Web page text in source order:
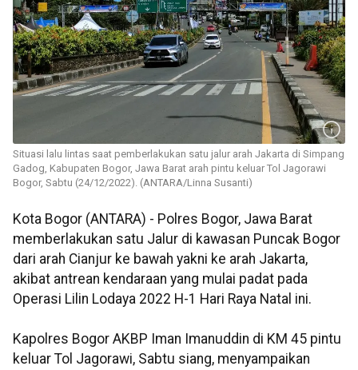
Situasi lalu lintas saat pemberlakukan satu jalur arah Jakarta di Simpang
Gadog, Kabupaten Bogor, Jawa Barat arah pintu keluar Tol Jagorawi
Bogor, Sabtu (24/12/2022). (ANTARA/Linna Susanti)
Kota Bogor (ANTARA) - Polres Bogor, Jawa Barat
memberlakukan satu Jalur di kawasan Puncak Bogor
dari arah Cianjur ke bawah yakni ke arah Jakarta,
akibat antrean kendaraan yang mulai padat pada
Operasi Lilin Lodaya 2022 H-1 Hari Raya Natal ini.
Kapolres Bogor AKBP Iman Imanuddin di KM 45 pintu
keluar Tol Jagorawi, Sabtu siang, menyampaikan